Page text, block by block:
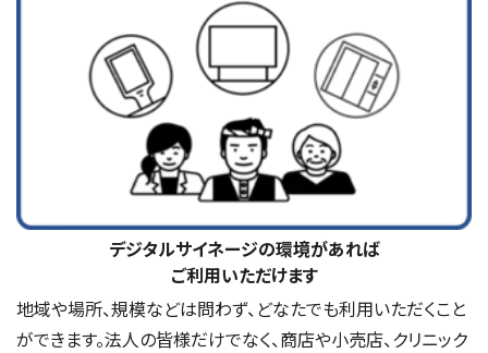
デジタルサイネージの環境があれば
ご利用いただけます
地域や場所、規模などは問わず、どなたでも利用いただくこと
ができます。法人の皆様だけでなく、商店や小売店、クリニック